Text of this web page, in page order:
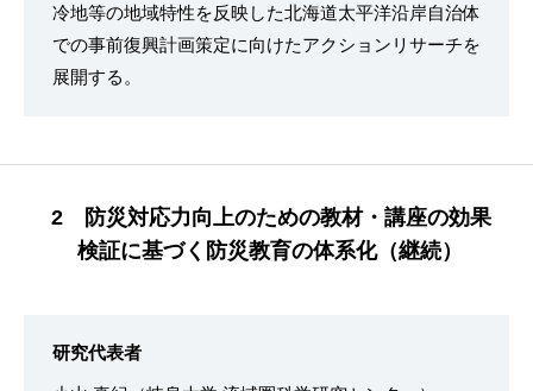
冷地等の地域特性を反映した北海道太平洋沿岸自治体
での事前復興計画策定に向けたアクションリサーチを
展開する。
2 防災対応力向上のための教材・講座の効果
検証に基づく防災教育の体系化（継続）
研究代表者